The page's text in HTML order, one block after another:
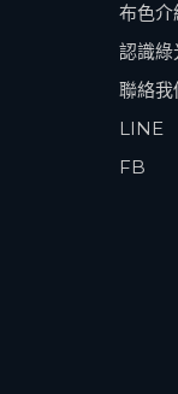
布色介
認識綠
聯絡我
LINE
FB